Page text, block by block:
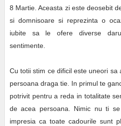
8 Martie. Aceasta zi este deosebit
si domnisoare si reprezinta o
iubite sa le ofere diverse
sentimente.
Cu totii stim ce dificil este uneori
persoana draga tie. In primul te
potrivit pentru a reda in totalitate
de acea persoana. Nimic nu ti
impresia ca toate cadourile sunt